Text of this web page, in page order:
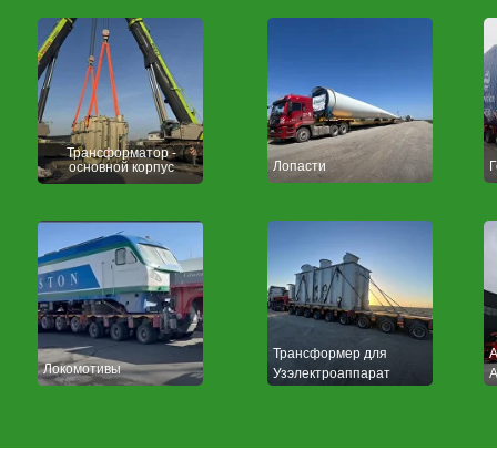
Трансформатор -
основной корпус
Лопасти
Локомотивы
Трансформер для
Узэлектроаппарат